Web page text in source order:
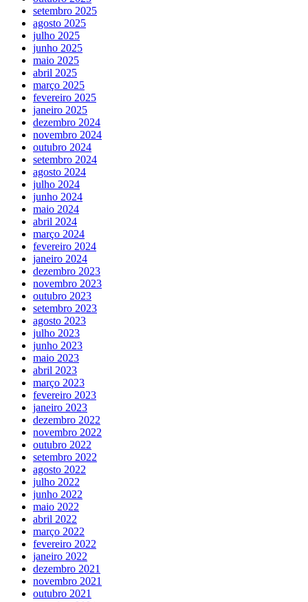
setembro 2025
agosto 2025
julho 2025
junho 2025
maio 2025
abril 2025
março 2025
fevereiro 2025
janeiro 2025
dezembro 2024
novembro 2024
outubro 2024
setembro 2024
agosto 2024
julho 2024
junho 2024
maio 2024
abril 2024
março 2024
fevereiro 2024
janeiro 2024
dezembro 2023
novembro 2023
outubro 2023
setembro 2023
agosto 2023
julho 2023
junho 2023
maio 2023
abril 2023
março 2023
fevereiro 2023
janeiro 2023
dezembro 2022
novembro 2022
outubro 2022
setembro 2022
agosto 2022
julho 2022
junho 2022
maio 2022
abril 2022
março 2022
fevereiro 2022
janeiro 2022
dezembro 2021
novembro 2021
outubro 2021